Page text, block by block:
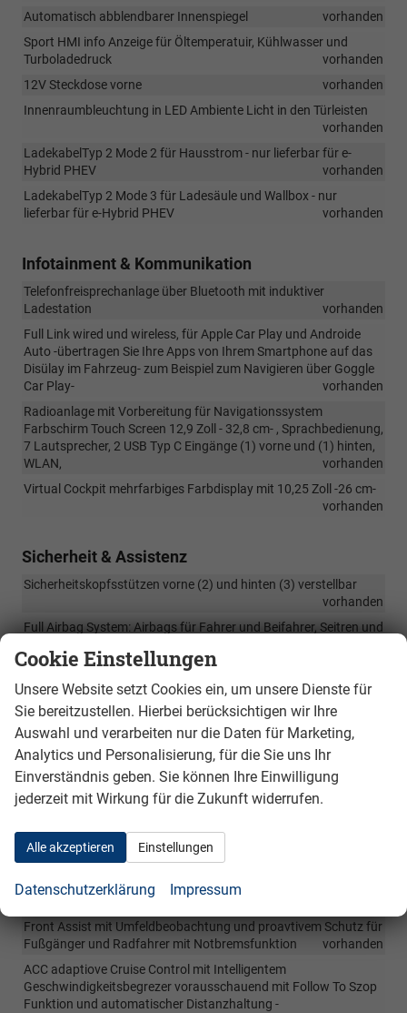
Automatisch abblendbarer Innenspiegel
vorhanden
Sport HMI info Anzeige für Öltemperatuir, Kühlwasser und
Turboladedruck
vorhanden
12V Steckdose vorne
vorhanden
Innenraumbleuchtung in LED Ambiente Licht in den Türleisten
vorhanden
LadekabelTyp 2 Mode 2 für Hausstrom - nur lieferbar für e-
Hybrid PHEV
vorhanden
LadekabelTyp 2 Mode 3 für Ladesäule und Wallbox - nur
lieferbar für e-Hybrid PHEV
vorhanden
Infotainment & Kommunikation
Telefonfreisprechanlage über Bluetooth mit induktiver
Ladestation
vorhanden
Full Link wired und wireless, für Apple Car Play und Androide
Auto -übertragen Sie Ihre Apps von Ihrem Smartphone auf das
Disülay im Fahrzeug- zum Beispiel zum Navigieren über Goggle
Car Play-
vorhanden
Radioanlage mit Vorbereitung für Navigationssystem
Farbschirm Touch Screen 12,9 Zoll - 32,8 cm- , Sprachbedienung,
7 Lautsprecher, 2 USB Typ C Eingänge (1) vorne und (1) hinten,
WLAN,
vorhanden
Virtual Cockpit mehrfarbiges Farbdisplay mit 10,25 Zoll -26 cm-
vorhanden
Sicherheit & Assistenz
Sicherheitskopfsstützen vorne (2) und hinten (3) verstellbar
vorhanden
Full Airbag System: Airbags für Fahrer und Beifahrer, Seitren und
Vorhangsystem, Zentralairbag vorne zwischen den Sitzen
Notfallassistent- geht nur über eingeschaltets Smartphone mit
Spurhalte Assistent " Lane Assist"
High Beam Assistent- automatische Fernlichtregulierung-
Gurtstraffern und Höhenverstellung, 3 Punktautomatikgurte
hinten
Verkehrsteichenerkennung mit Falschfahrwarnung
Front Assist mit Umfeldbeobachtung und proavtivem Schutz für
Fußgänger und Radfahrer mit Notbremsfunktion
vorhanden
ACC adaptiove Cruise Control mit Intelligentem
Geschwindigkeitsbegrezer vorausschauend mit Follow To Szop
Funktion und automatischer Distanzhaltung -
Cookie Einstellungen
Unsere Website setzt Cookies ein, um unsere Dienste für
Sie bereitzustellen. Hierbei berücksichtigen wir Ihre
Auswahl und verarbeiten nur die Daten für Marketing,
Analytics und Personalisierung, für die Sie uns Ihr
Einverständnis geben. Sie können Ihre Einwilligung
jederzeit mit Wirkung für die Zukunft widerrufen.
Alle akzeptieren Einstellungen
Datenschutzerklärung Impressum